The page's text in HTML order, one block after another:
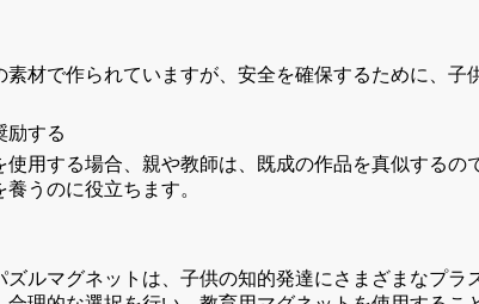
材で作られていますが、安全を確保するために、子
励する
用する場合、親や教師は、既成の作品を真似する
うのに役立ちます。
ルマグネットは、子供の知的発達にさまざまなプ